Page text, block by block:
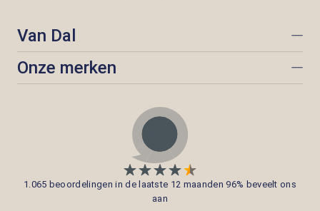
Van Dal
Onze merken
1.065 beoordelingen in de laatste 12 maanden 96% beveelt ons
aan